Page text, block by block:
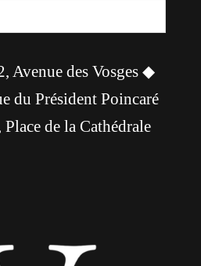
Avenue des Vosges ◆
du Président Poincaré
de la Cathédrale